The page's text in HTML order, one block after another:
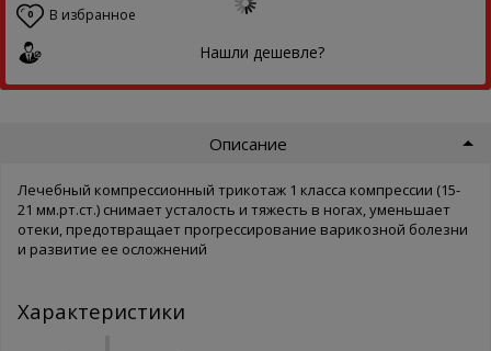
0 В избранное
Нашли дешевле?
Описание
Лечебный компрессионный трикотаж 1 класса компрессии (15-
21 мм.рт.ст.) снимает усталость и тяжесть в ногах, уменьшает
отеки, предотвращает прогрессирование варикозной болезни
и развитие ее осложнений
Характеристики